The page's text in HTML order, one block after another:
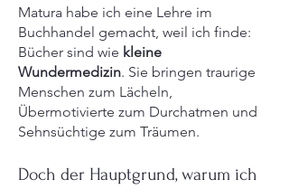
Matura habe ich eine Lehre im
Buchhandel gemacht, weil ich finde:
Bücher sind wie kleine
Wundermedizin. Sie bringen traurige
Menschen zum Lächeln,
Übermotivierte zum Durchatmen und
Sehnsüchtige zum Träumen.
Doch der Hauptgrund, warum ich